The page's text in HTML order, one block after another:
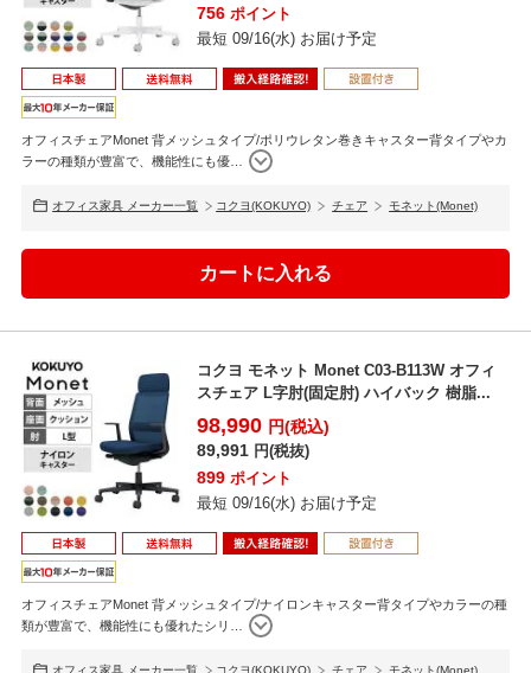
756 ポイント
最短 09/16(水) お届け予定
オフィスチェアMonet 背メッシュタイプ/ポリウレタン巻きキャスター背タイプやカ
ラーの種類が豊富で、機能性にも優…
オフィス家具 メーカー一覧 コクヨ(KOKUYO) チェア モネット(Monet)
コクヨ モネット Monet C03-B113W オフィ
スチェア L字肘(固定肘) ハイバック 樹脂...
98,990 円(税込)
89,991 円(税抜)
899 ポイント
最短 09/16(水) お届け予定
オフィスチェアMonet 背メッシュタイプ/ナイロンキャスター背タイプやカラーの種
類が豊富で、機能性にも優れたシリ
オフィス家具 メーカー一覧 コクヨ(KOKUYO) チェア モネット(Monet)